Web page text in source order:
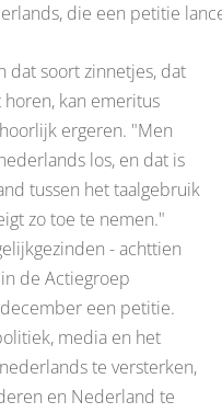
die een petitie
dat soort zinnetjes, dat
kan emeritus
ergeren. "Men
los, en dat is
tussen het taalgebruik
zo toe te nemen."
- achttien
de Actiegroep
een petitie.
media en het
te versterken,
en Nederland te